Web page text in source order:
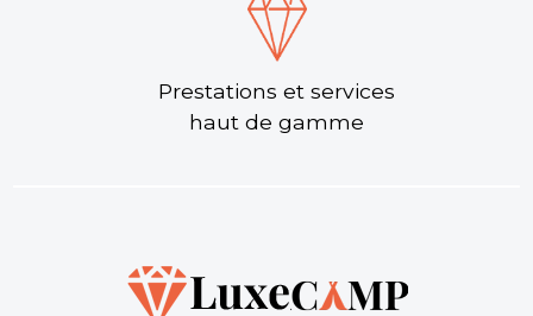
Prestations et services
haut de gamme